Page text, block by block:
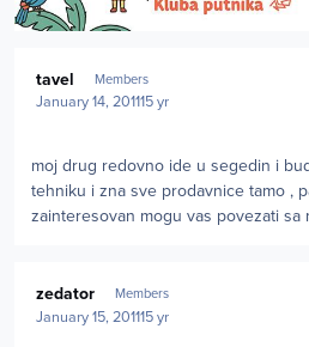
tavel Members
January 14, 201115 yr
moj drug redovno ide u segedin i
tehniku i zna sve prodavnice tamo ,
zainteresovan mogu vas povezati sa
zedator Members
January 15, 201115 yr